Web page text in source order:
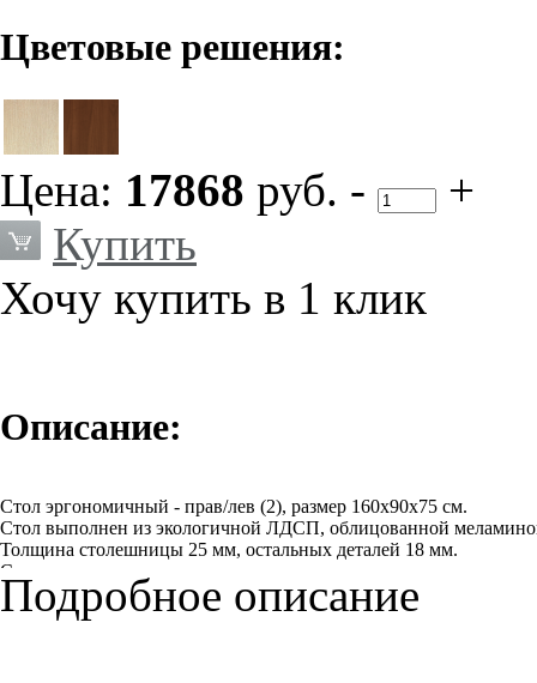
Цветовые решения:
Цена: 17868 руб. -
+
Купить
Хочу купить в 1 клик
Описание:
Стол эргономичный - прав/лев (2), размер 160x90x75 см.
Стол выполнен из экологичной ЛДСП, облицованной
Толщина столешницы 25 мм, остальных деталей 18 мм.
Столы могут комплектоваться двумя видами опор:
цвете «алюминий матовый».
Все опоры стационарных изделий регулируются по высоте,
Подробное описание